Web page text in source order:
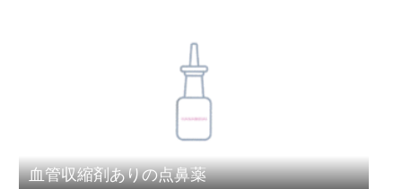
血管収縮剤ありの点鼻薬